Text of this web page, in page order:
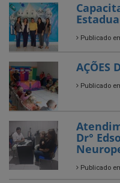
Publicado
AÇÕES
Publicado
Dr°
Publicado